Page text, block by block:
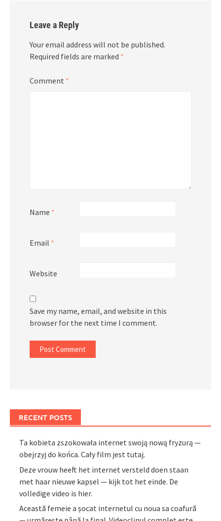
Leave a Reply
Your email address will not be published.
Required fields are marked *
Comment *
Name *
Email *
Website
Save my name, email, and website in this
browser for the next time I comment.
RECENT POSTS
Ta kobieta zszokowała internet swoją nową fryzurą —
obejrzyj do końca. Cały film jest tutaj.
Deze vrouw heeft het internet versteld doen staan
met haar nieuwe kapsel — kijk tot het einde. De
volledige video is hier.
Această femeie a șocat internetul cu noua sa coafură